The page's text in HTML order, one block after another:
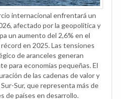
internacional enfrentará un
afectado por la geopolítica y
un aumento del 2,6% en el
en 2025. Las tensiones
de aranceles generan
para economías pequeñas. El
de las cadenas de valor y
Sur, que representa más de
de países en desarrollo.